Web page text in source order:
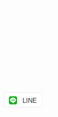
LINE